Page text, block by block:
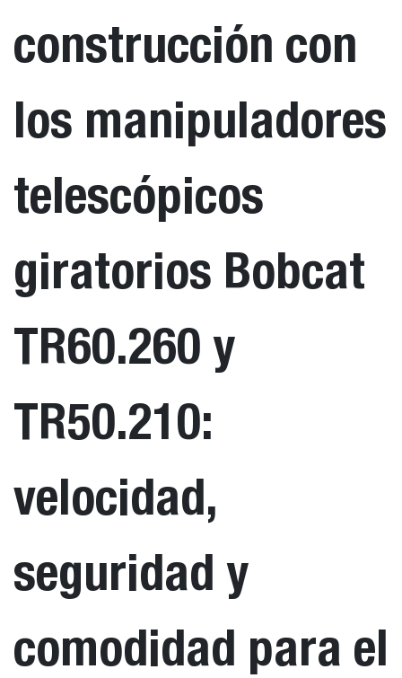
construcción con
los manipuladores
telescópicos
giratorios Bobcat
TR60.260 y
TR50.210:
velocidad,
seguridad y
comodidad para el